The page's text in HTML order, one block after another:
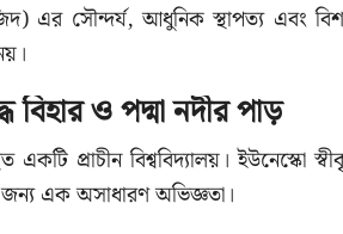
এর সৌন্দর্য, আধুনিক স্থাপত্য এবং
বিহার ও পদ্মা নদীর পাড়
প্রাচীন বিশ্ববিদ্যালয়। ইউনেস্কো
জন্য এক অসাধারণ অভিজ্ঞতা।